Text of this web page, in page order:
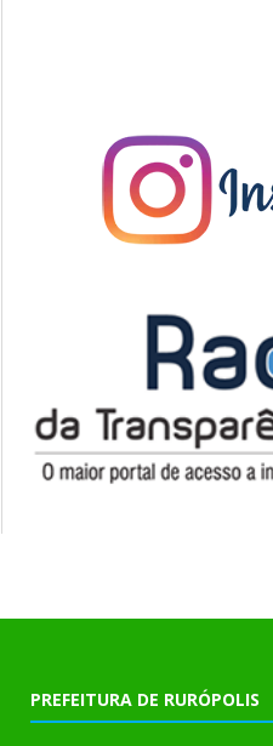
PREFEITURA DE RURÓPOLIS